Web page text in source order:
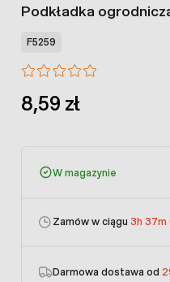
Podkładka
F5259
8,59 zł
W magazynie
Zamów w ciągu 3h 36m
poniedziałek*.